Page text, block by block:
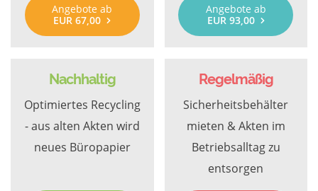
Angebote ab
EUR 67,00
Angebote ab
EUR 93,00
Nachhaltig
Optimiertes Recycling
- aus alten Akten wird
neues Büropapier
Regelmäßig
Sicherheitsbehälter
mieten & Akten im
Betriebsalltag zu
entsorgen